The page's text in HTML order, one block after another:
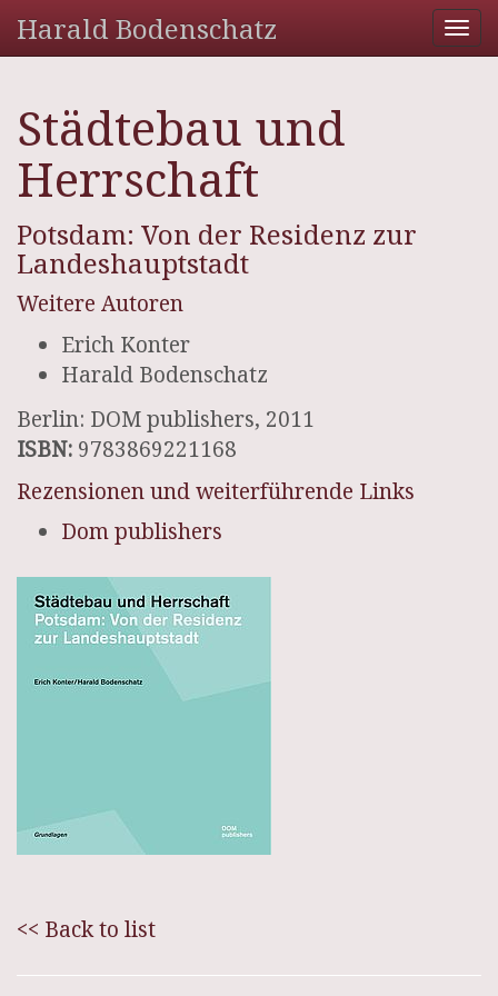
Harald Bodenschatz
Städtebau und
Herrschaft
Potsdam: Von der Residenz zur
Landeshauptstadt
Weitere Autoren
Erich Konter
Harald Bodenschatz
Berlin: DOM publishers, 2011
ISBN: 9783869221168
Rezensionen und weiterführende Links
Dom publishers
<< Back to list